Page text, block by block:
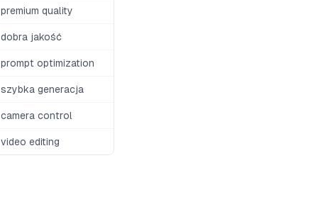
premium quality
dobra jakość
prompt optimization
szybka generacja
camera control
video editing